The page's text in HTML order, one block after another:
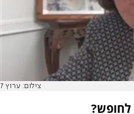
צילום: ערוץ 7
לחופש?